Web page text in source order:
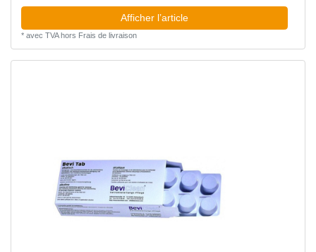
Afficher l’article
* avec TVAhors Frais de livraison